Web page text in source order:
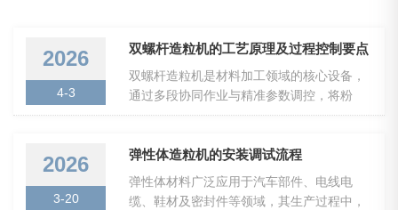
2026
4-3
双螺杆造粒机的工艺原理及过程控制要点
双螺杆造粒机是材料加工领域的核心设备，
通过多段协同作业与精准参数调控，将粉
状、粒状原料转化为均匀颗粒制品。其工艺
与生产效率，核心工艺与控制要点可按流程
系统梳理。一、核心工艺流程双螺杆造粒工
艺分为五大关键环节，各环节环环相扣，保
2026
3-20
弹性体造粒机的安装调试流程
弹性体材料广泛应用于汽车部件、电线电
缆、鞋材及密封件等领域，其生产过程中，